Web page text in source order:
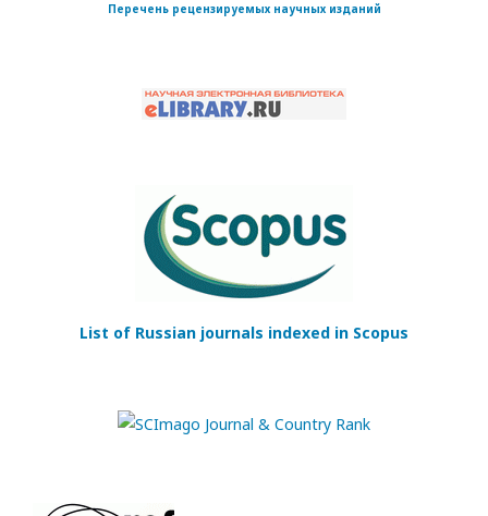
Перечень рецензируемых научных изданий
List of Russian journals indexed in Scopus